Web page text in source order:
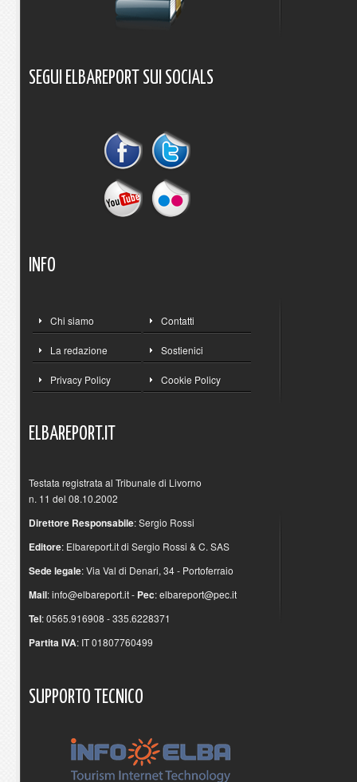
SEGUI ELBAREPORT SUI SOCIALS
INFO
Chi siamo Contatti
La redazione Sostienici
Privacy Policy Cookie Policy
ELBAREPORT.IT
Testata registrata al Tribunale di Livorno
n. 11 del 08.10.2002
Direttore Responsabile: Sergio Rossi
Editore: Elbareport.it di Sergio Rossi & C. SAS
Sede legale: Via Val di Denari, 34 - Portoferraio
Mail:info@elbareport.it- Pec:elbareport@pec.it
Tel: 0565.916908 - 335.6228371
Partita IVA: IT 01807760499
SUPPORTO TECNICO